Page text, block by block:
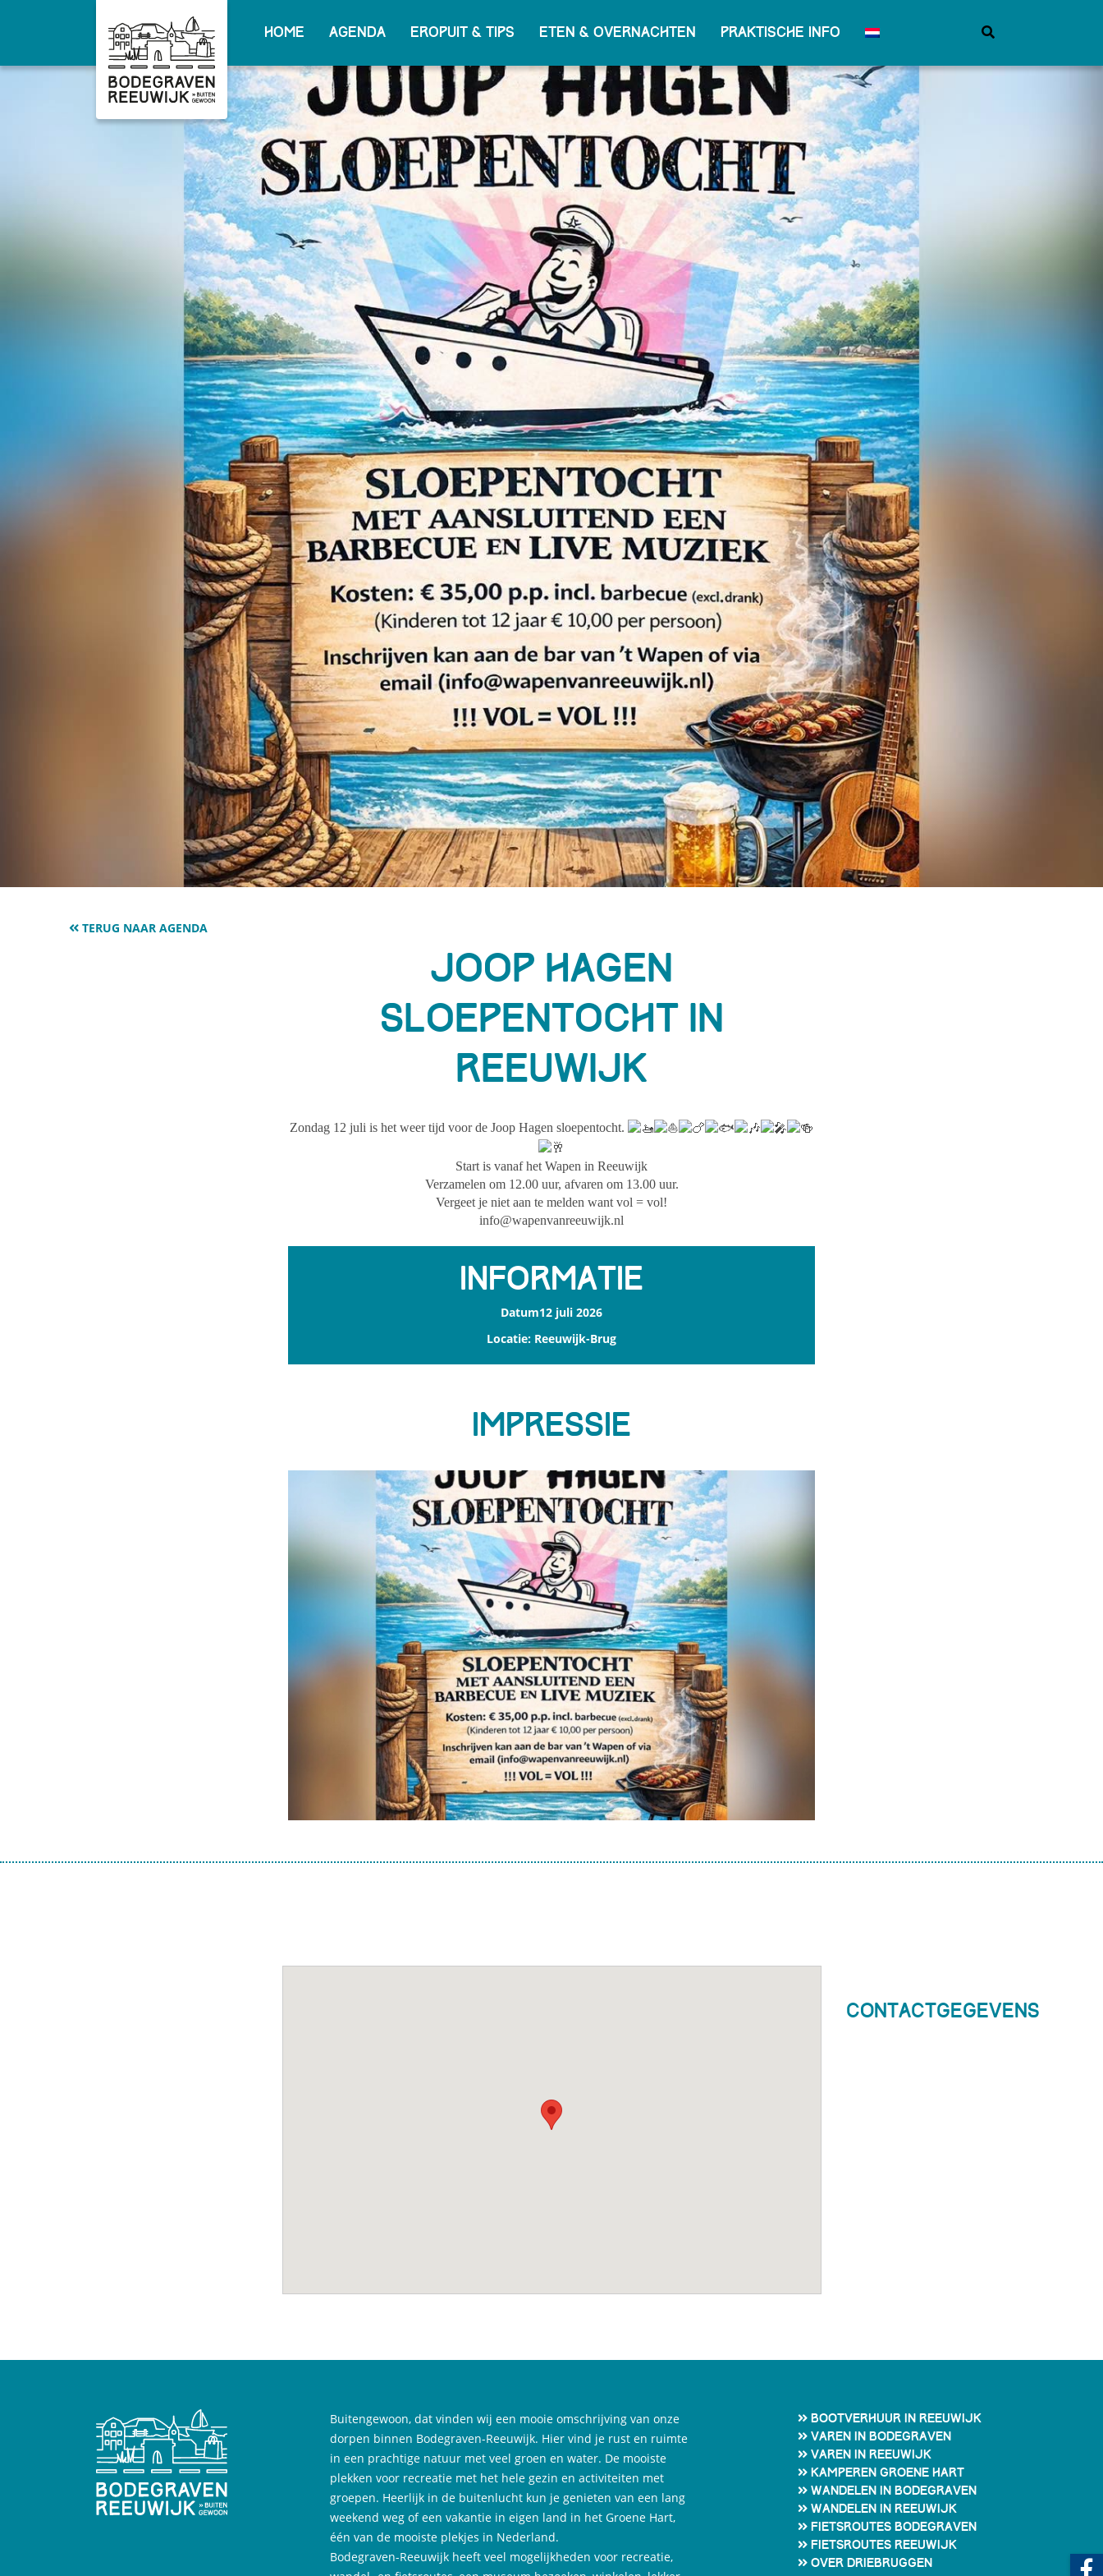
Home Agenda Eropuit & tips Eten & overnachten Praktische info
TERUG NAAR AGENDA
Joop Hagen
Sloepentocht in
Reeuwijk
Zondag 12 juli is het weer tijd voor de Joop Hagen sloepentocht.
Start is vanaf het Wapen in Reeuwijk
Verzamelen om 12.00 uur, afvaren om 13.00 uur.
Vergeet je niet aan te melden want vol = vol!
info@wapenvanreeuwijk.nl
Informatie
Datum12 juli 2026
Locatie: Reeuwijk-Brug
Impressie
Contactgegevens
Buitengewoon, dat vinden wij een mooie omschrijving van onze
dorpen binnen Bodegraven-Reeuwijk. Hier vind je rust en ruimte
in een prachtige natuur met veel groen en water. De mooiste
plekken voor recreatie met het hele gezin en activiteiten met
groepen. Heerlijk in de buitenlucht kun je genieten van een lang
weekend weg of een vakantie in eigen land in het Groene Hart,
één van de mooiste plekjes in Nederland.
Bodegraven-Reeuwijk heeft veel mogelijkheden voor recreatie,
Bootverhuur in Reeuwijk
Varen in Bodegraven
Varen in Reeuwijk
Kamperen Groene Hart
Wandelen in Bodegraven
Wandelen in Reeuwijk
Fietsroutes Bodegraven
Fietsroutes Reeuwijk
Over Driebruggen